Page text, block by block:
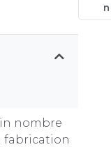
n
nombre
fabrication